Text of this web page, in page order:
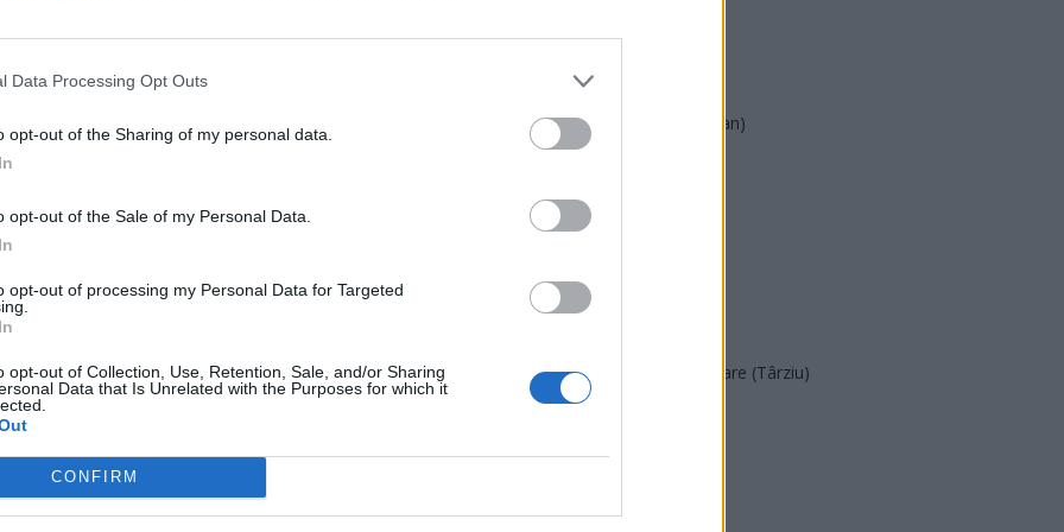
Data Processing Opt Outs
opt-out of the Sharing of my personal data.
opt-out of the Sale of my Personal Data.
opt-out of processing my Personal Data for Targeted
opt-out of Collection, Use, Retention, Sale, and/or Sharing
Data that Is Unrelated with the Purposes for which it
CONFIRM
7 Robert Mateescu - sâmbătă, 2 martie 2024 1
„doftor”: Daddy Vitamină! „A uitat
Trompetele lui Coldea: Cozmin și
PMP (Tomac)
Forța Dreptei (L. Orban)
SENS
POT (Gavrilă)
Acțiunea Conservatoare (Târziu)
PDF (Lazarus)
PNCR (Terheș)